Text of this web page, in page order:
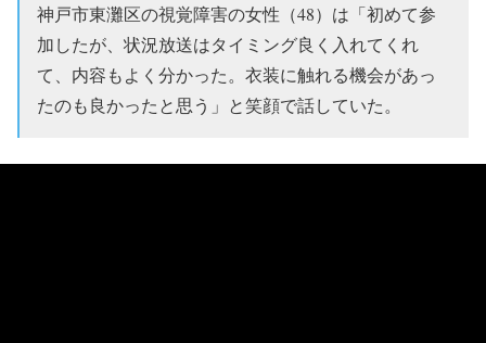
神戸市東灘区の視覚障害の女性（48）は「初めて参
加したが、状況放送はタイミング良く入れてくれ
て、内容もよく分かった。衣装に触れる機会があっ
たのも良かったと思う」と笑顔で話していた。